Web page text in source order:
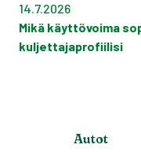
14.7.2026
Mikä käyttövoima
kuljettajaprofiilisi
Autot